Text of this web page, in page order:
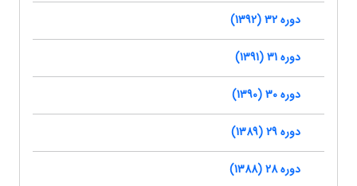
دوره 32 (1392)
دوره 31 (1391)
دوره 30 (1390)
دوره 29 (1389)
دوره 28 (1388)